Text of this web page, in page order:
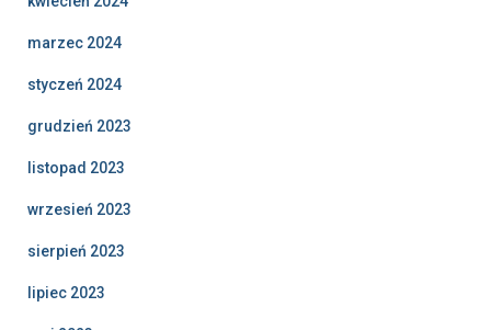
marzec 2024
styczeń 2024
grudzień 2023
listopad 2023
wrzesień 2023
sierpień 2023
lipiec 2023